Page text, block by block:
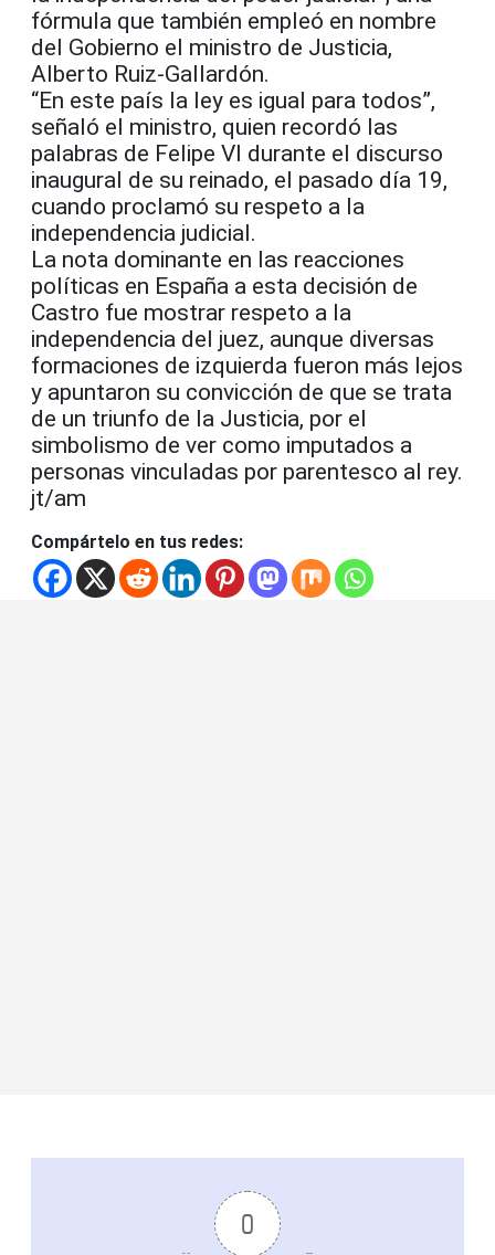
fórmula que también empleó en nombre
del Gobierno el ministro de Justicia,
Alberto Ruiz-Gallardón.
“En este país la ley es igual para todos”,
señaló el ministro, quien recordó las
palabras de Felipe VI durante el discurso
inaugural de su reinado, el pasado día 19,
cuando proclamó su respeto a la
independencia judicial.
La nota dominante en las reacciones
políticas en España a esta decisión de
Castro fue mostrar respeto a la
independencia del juez, aunque diversas
formaciones de izquierda fueron más lejos
y apuntaron su convicción de que se trata
de un triunfo de la Justicia, por el
simbolismo de ver como imputados a
personas vinculadas por parentesco al rey.
jt/am
Compártelo en tus redes:
0